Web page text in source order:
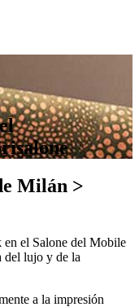
Milán >
en el Salone del Mobile
del lujo y de la
a la impresión